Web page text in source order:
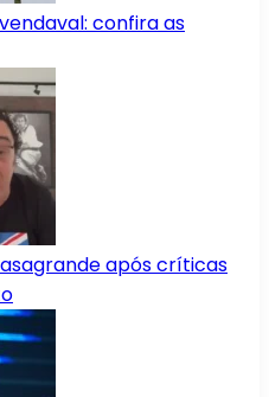
confira as
após críticas